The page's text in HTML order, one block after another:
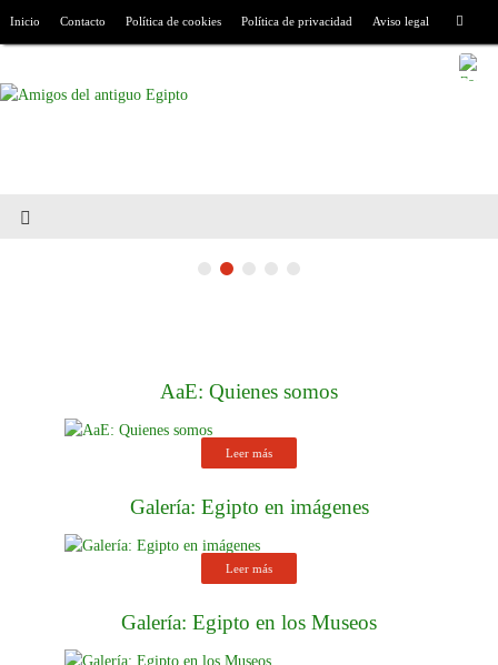
Inicio Contacto Política de cookies Política de privacidad Aviso legal
AaE: Quienes somos
Leer más
Galería: Egipto en imágenes
Leer más
Galería: Egipto en los Museos